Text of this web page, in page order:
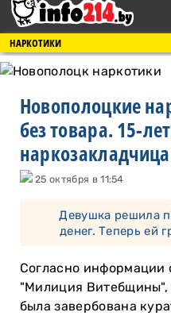
НАРКОТИКИ
Новополоцкие
без товара. 15-
25 октября в 11:54
Девушка решила
денег. Теперь ей
Согласно информации
"Милиция Витебщины",
была завербована